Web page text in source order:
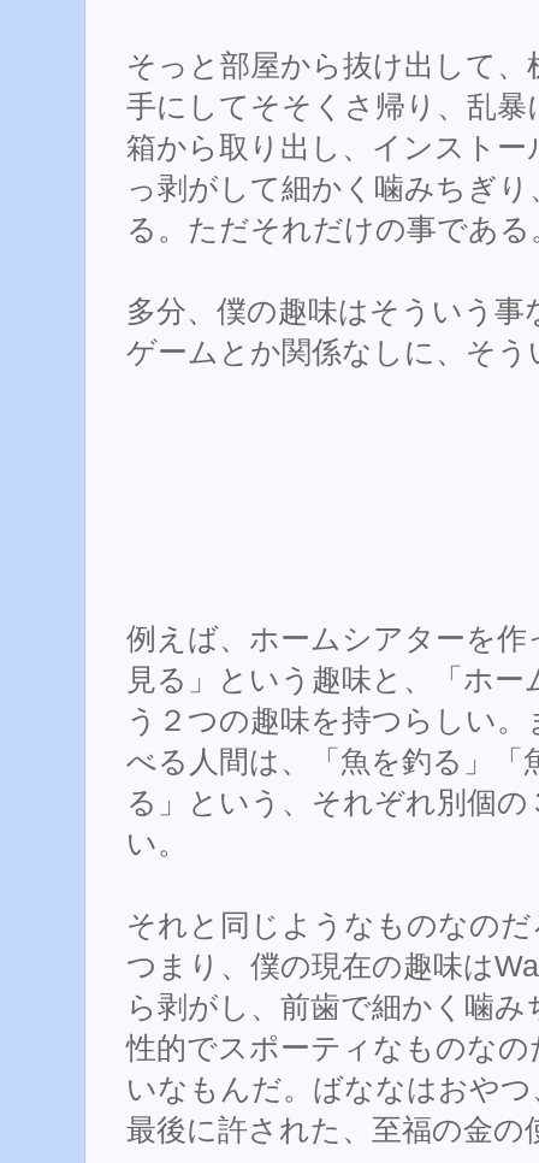
そっと部屋から抜け出して
手にしてそそくさ帰り、乱
箱から取り出し、インスト
っ剥がして細かく噛みちぎ
る。ただそれだけの事である
多分、僕の趣味はそういう
ゲームとか関係なしに、そ
例えば、ホームシアターを
見る」という趣味と、「ホ
う２つの趣味を持つらしい
べる人間は、「魚を釣る」「
る」という、それぞれ別個
い。
それと同じようなものなの
つまり、僕の現在の趣味は
ら剥がし、前歯で細かく噛
性的でスポーティなものな
いなもんだ。ばななはおや
最後に許された、至福の金の